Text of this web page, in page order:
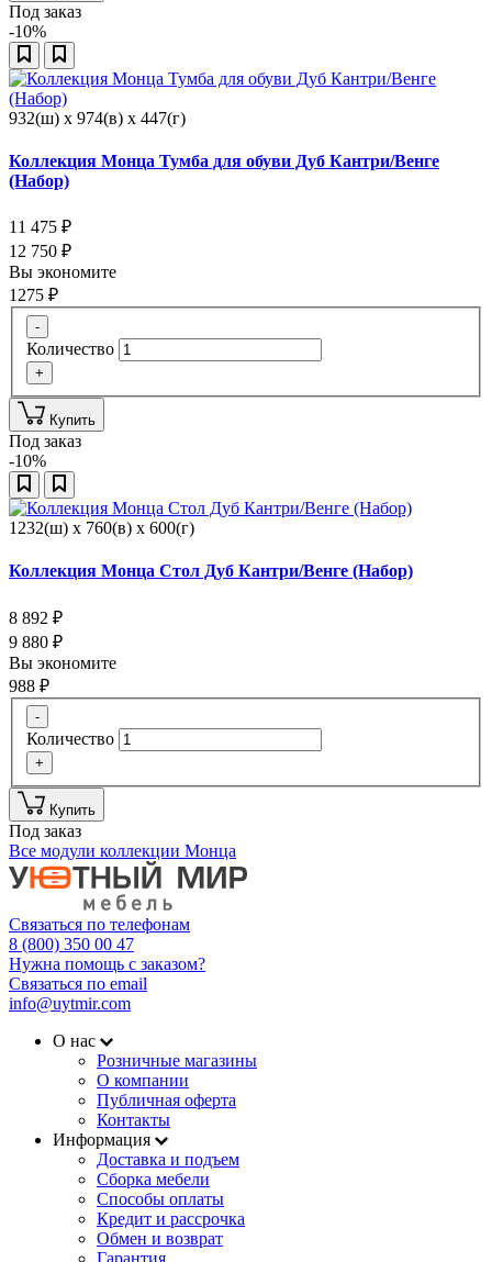
Под заказ
-10%
932(ш) x 974(в) x 447(г)
Коллекция Монца Тумба для обуви Дуб Кантри/Венге
(Набор)
11 475 ₽
12 750 ₽
Вы экономите
1275 ₽
-
Количество
+
Купить
Под заказ
-10%
1232(ш) x 760(в) x 600(г)
Коллекция Монца Стол Дуб Кантри/Венге (Набор)
8 892 ₽
9 880 ₽
Вы экономите
988 ₽
-
Количество
+
Купить
Под заказ
Все модули коллекции Монца
Связаться по телефонам
8 (800) 350 00 47
Нужна помощь с заказом?
Связаться по email
info@uytmir.com
О нас
Розничные магазины
О компании
Публичная оферта
Контакты
Информация
Доставка и подъем
Сборка мебели
Способы оплаты
Кредит и рассрочка
Обмен и возврат
Гарантия